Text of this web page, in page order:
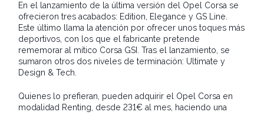
En el lanzamiento de la última versión del Opel Corsa se
ofrecieron tres acabados: Edition, Elegance y GS Line.
Este último llama la atención por ofrecer unos toques más
deportivos, con los que el fabricante pretende
rememorar al mítico Corsa GSI. Tras el lanzamiento, se
sumaron otros dos niveles de terminación: Ultimate y
Design & Tech.
Quienes lo prefieran, pueden adquirir el Opel Corsa en
modalidad Renting, desde 231€ al mes, haciendo una